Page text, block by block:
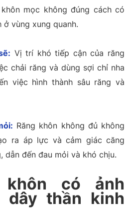
khôn mọc không đúng cách có
vùng xung quanh.
Vị trí khó tiếp cận của răng
chải răng và dùng sợi chỉ nha
việc hình thành sâu răng và
Răng khôn không đủ không
ra áp lực và cảm giác căng
dẫn đến đau mỏi và khó chịu.
khôn có ảnh
dây thần kinh